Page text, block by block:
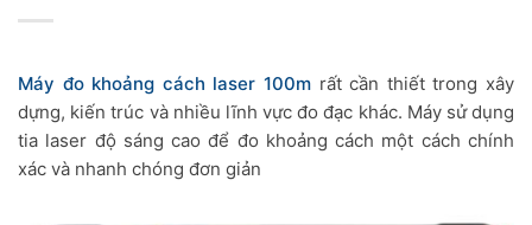
Máy đo khoảng cách laser 100m rất cần thiết trong xây
dựng, kiến trúc và nhiều lĩnh vực đo đạc khác. Máy sử dụng
tia laser độ sáng cao để đo khoảng cách một cách chính
xác và nhanh chóng đơn giản